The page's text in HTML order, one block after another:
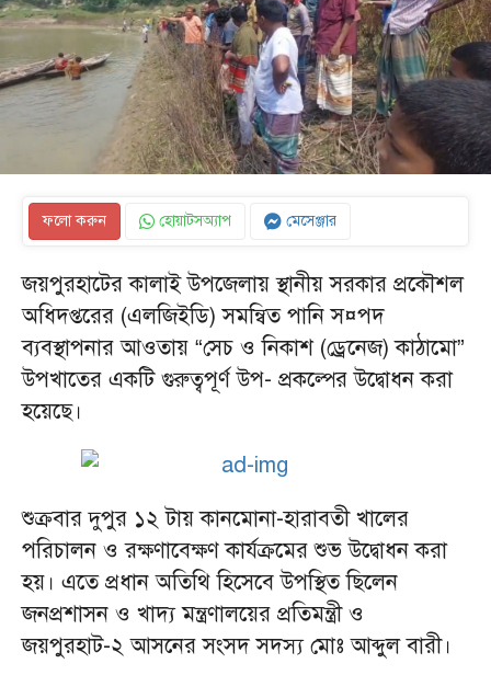
ফলো করুন হোয়াটসঅ্যাপ মেসেঞ্জার
জয়পুরহাটের কালাই উপজেলায় স্থানীয় সরকার প্রকৌশল
অধিদপ্তরের (এলজিইডি) সমন্বিত পানি স¤পদ
ব্যবস্থাপনার আওতায় “সেচ ও নিকাশ (ড্রেনেজ) কাঠামো”
উপখাতের একটি গুরুত্বপূর্ণ উপ- প্রকল্পের উদ্বোধন করা
হয়েছে।
শুক্রবার দুপুর ১২ টায় কানমোনা-হারাবতী খালের
পরিচালন ও রক্ষণাবেক্ষণ কার্যক্রমের শুভ উদ্বোধন করা
হয়। এতে প্রধান অতিথি হিসেবে উপস্থিত ছিলেন
জনপ্রশাসন ও খাদ্য মন্ত্রণালয়ের প্রতিমন্ত্রী ও
জয়পুরহাট-২ আসনের সংসদ সদস্য মোঃ আব্দুল বারী।